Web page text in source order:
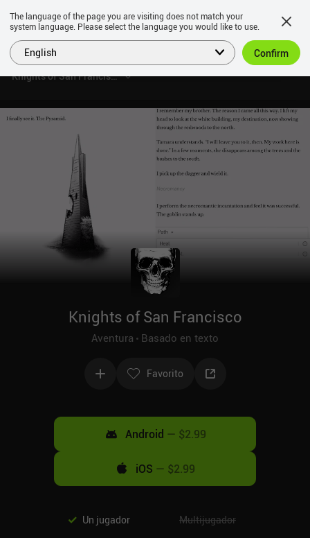
Knights of San Francisco
Knights of San Francisco
Aventura Basado en texto
Favorito
Android — $2.99
iOS — $2.99
Un jugador Multijugador
The language of the page you are visiting does not match your
system language. Please select the language you would like to use.
English Confirm